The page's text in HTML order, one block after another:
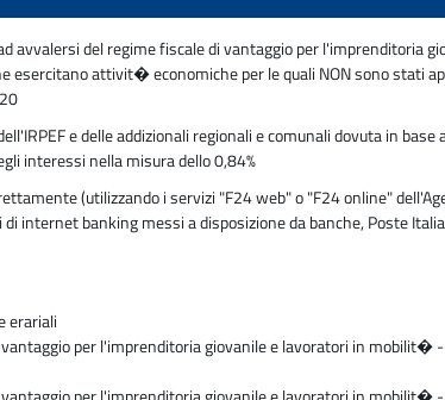
avvalersi del regime fiscale di vantaggio per
attivit� economiche per le quali NON sono stati
e delle addizionali regionali e comunali dovuta in
interessi nella misura dello 0,84%
(utilizzando i servizi "F24 web" o "F24 online"
internet banking messi a disposizione da banche, Poste
erariali
per l'imprenditoria giovanile e lavoratori in mobilit� -